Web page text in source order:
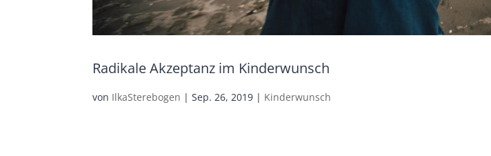
Radikale Akzeptanz im Kinderwunsch
von IlkaSterebogen |Sep. 26, 2019 | Kinderwunsch